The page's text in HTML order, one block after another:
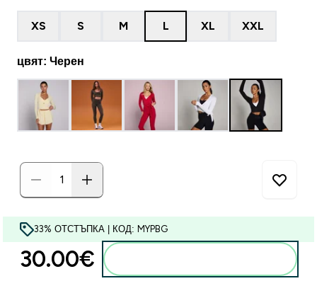
XS S M L XL XXL
цвят: Черен
33% ОТСТЪПКА | КОД: MYPBG
30.00€‎